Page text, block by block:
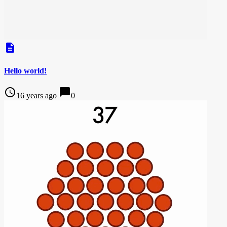
description
Hello world!
access_time16 years ago chat_bubble0